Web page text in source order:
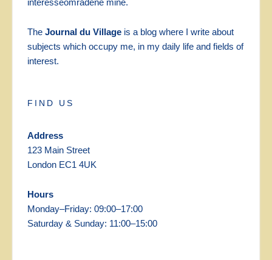
The Journal du Village is a blog where I write about
subjects which occupy me, in my daily life and fields of
interest.
FIND US
Address
123 Main Street
London EC1 4UK
Hours
Monday–Friday: 09:00–17:00
Saturday & Sunday: 11:00–15:00